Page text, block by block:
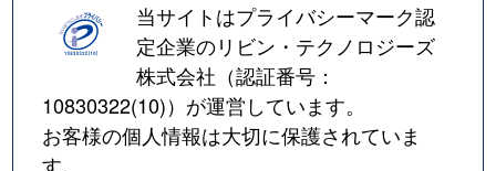
当サイトはプライバシーマーク認
定企業のリビン・テクノロジーズ
株式会社（認証番号：
10830322(10)）が運営しています。
お客様の個人情報は大切に保護されていま
す。